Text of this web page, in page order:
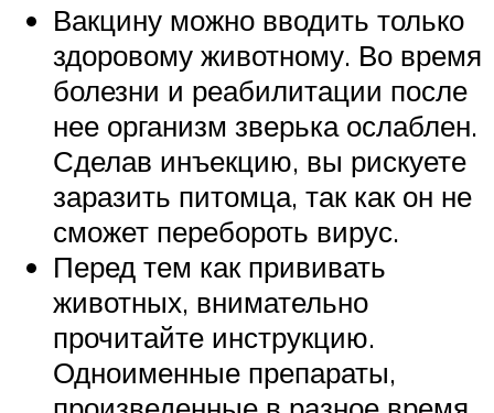
Вакцину можно вводить только
здоровому животному. Во время
болезни и реабилитации после
нее организм зверька ослаблен.
Сделав инъекцию, вы рискуете
заразить питомца, так как он не
сможет перебороть вирус.
Перед тем как прививать
животных, внимательно
прочитайте инструкцию.
Одноименные препараты,